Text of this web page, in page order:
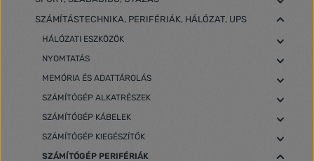
SZÁMÍTÁSTECHNIKA, PERIFÉRIÁK, HÁLÓZAT, UPS
HÁLÓZATI ESZKÖZÖK
NYOMTATÁS
MEMÓRIA ÉS ADATTÁROLÁS
SZÁMÍTÓGÉP ALKATRÉSZEK
SZÁMÍTÓGÉP KÁBELEK
SZÁMÍTÓGÉP KIEGÉSZÍTŐK
SZÁMÍTÓGÉP PERIFÉRIÁK